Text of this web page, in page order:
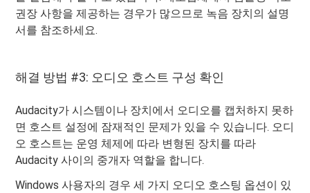
권장 사항을 제공하는 경우가 많으므로 녹음 장치의 설명
서를 참조하세요.
해결 방법 #3: 오디오 호스트 구성 확인
Audacity가 시스템이나 장치에서 오디오를 캡처하지 못하
면 호스트 설정에 잠재적인 문제가 있을 수 있습니다. 오디
오 호스트는 운영 체제에 따라 변형된 장치를 따라
Audacity 사이의 중개자 역할을 합니다.
Windows 사용자의 경우 세 가지 오디오 호스팅 옵션이 있